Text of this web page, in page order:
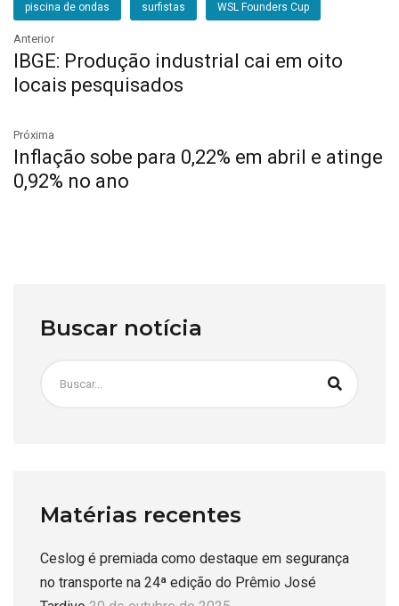
piscina de ondas surfistas WSL Founders Cup
Anterior
IBGE: Produção industrial cai em oito
locais pesquisados
Próxima
Inflação sobe para 0,22% em abril e atinge
0,92% no ano
Buscar notícia
Matérias recentes
Ceslog é premiada como destaque em segurança
no transporte na 24ª edição do Prêmio José